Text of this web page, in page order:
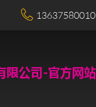
13637580010